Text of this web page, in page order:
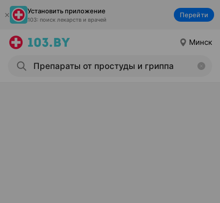
Установить приложение
103: поиск лекарств и врачей
Перейти
Минск